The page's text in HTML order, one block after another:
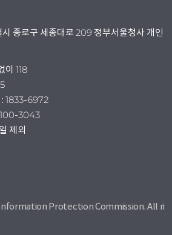
종로구 세종대로 209 정부서울청사 개인
이 118
: 1833-6972
3043
제외
Protection Commission. All ri